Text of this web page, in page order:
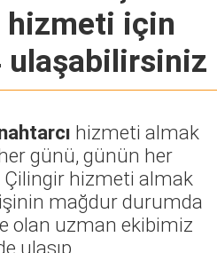
hizmeti için
ulaşabilirsiniz
hizmeti almak
günü, günün her
hizmeti almak
mağdur durumda
olan uzman ekibimiz
ulaşıp